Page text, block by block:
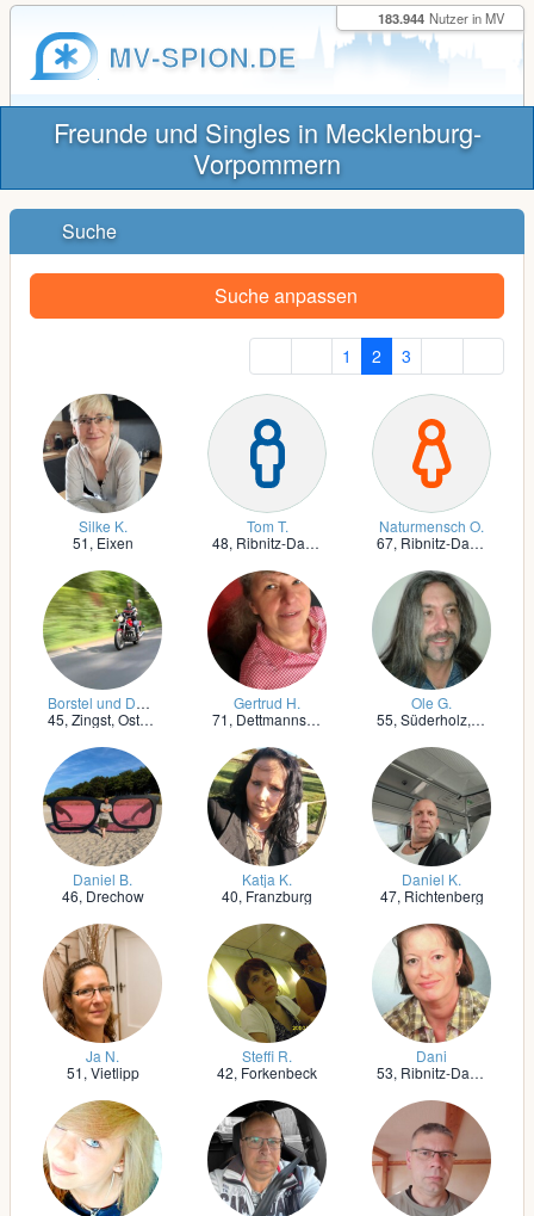
MV-SPION.DE
183.944 Nutzer in MV
Freunde und Singles in Mecklenburg-
Vorpommern
Suche
Suche anpassen
1 2 3
Silke K.
51, Eixen
Tom T.
48, Ribnitz-Damgarten
Naturmensch O.
67, Ribnitz-Damgarten
Borstel und Deine Leben lebt auf F.
45, Zingst, Ostseebad
Gertrud H.
71, Dettmannsdorf bei Bad Sülze
Ole G.
55, Süderholz, Vorpommern
Daniel B.
46, Drechow
Katja K.
40, Franzburg
Daniel K.
47, Richtenberg
Ja N.
51, Vietlipp
Steffi R.
42, Forkenbeck
Dani
53, Ribnitz-Damgarten